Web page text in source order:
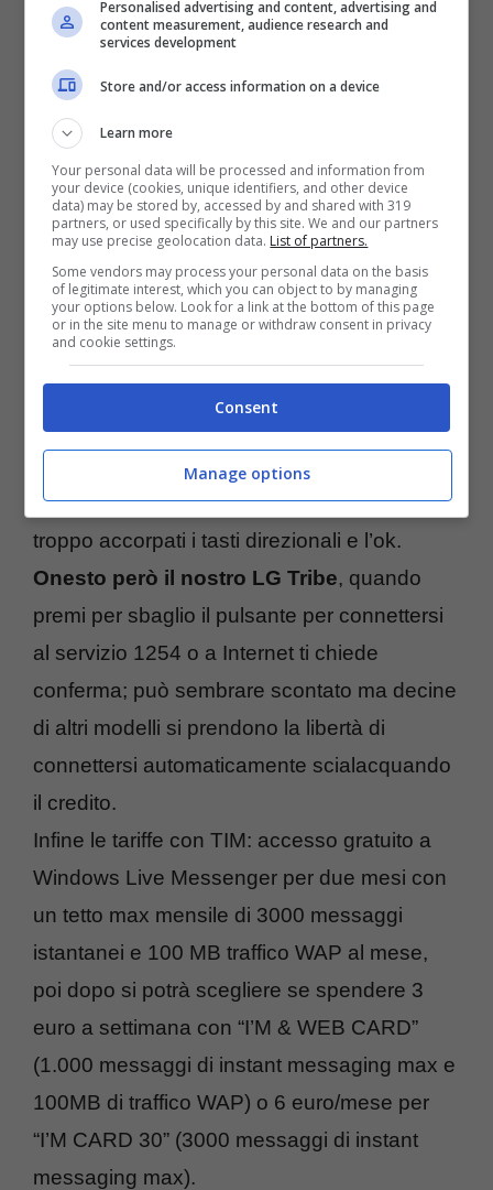
E IL TOUCHSCREEN?
Già il touchscreen? Non è venduto come un
telefono con QWERTY e Touchscreen? Sì,
però c’è una grande limitazione, visto che lo
schermo tattile (attivato dal pulsante in basso
sotto quello verde) è supportato solo per
digitare un numero e per la rubrica, a
telefono chiuso. Quindi niente menu o altre
applicazioni da premere con i polpastrelli.
Peccato, già che c’erano non era folle
immaginare di utilizzare le funzionalità tattili
anche per altro. La pulsantiera sulla scocca
è abbastanza comoda, forse solo un po’
troppo accorpati i tasti direzionali e l’ok.
Onesto però il nostro LG Tribe, quando
premi per sbaglio il pulsante per connettersi
al servizio 1254 o a Internet ti chiede
conferma; può sembrare scontato ma decine
di altri modelli si prendono la libertà di
connettersi automaticamente scialacquando
il credito.
Infine le tariffe con TIM: accesso gratuito a
Windows Live Messenger per due mesi con
un tetto max mensile di 3000 messaggi
istantanei e 100 MB traffico WAP al mese,
poi dopo si potrà scegliere se spendere 3
euro a settimana con “I’M & WEB CARD”
(1.000 messaggi di instant messaging max e
100MB di traffico WAP) o 6 euro/mese per
“I’M CARD 30” (3000 messaggi di instant
messaging max).
Personalised advertising and content, advertising and
content measurement, audience research and
services development
Store and/or access information on a device
Learn more
Your personal data will be processed and information from
your device (cookies, unique identifiers, and other device
data) may be stored by, accessed by and shared with 319
partners, or used specifically by this site. We and our partners
may use precise geolocation data. List of partners.
Some vendors may process your personal data on the basis
of legitimate interest, which you can object to by managing
your options below. Look for a link at the bottom of this page
or in the site menu to manage or withdraw consent in privacy
and cookie settings.
Consent
Manage options